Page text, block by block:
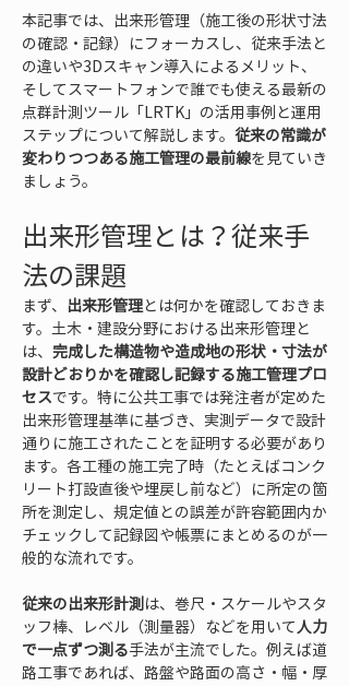
本記事では、出来形管理（施工後の形状寸法
の確認・記録）にフォーカスし、従来手法と
の違いや3Dスキャン導入によるメリット、
そしてスマートフォンで誰でも使える最新の
点群計測ツール「LRTK」の活用事例と運用
ステップについて解説します。 従来の常識が
変わりつつある施工管理の最前線を見ていき
ましょう。
出来形管理とは？従来手
法の課題
まず、 出来形管理とは何かを確認しておきま
す。土木・建設分野における出来形管理と
は、 完成した構造物や造成地の形状・寸法が
設計どおりかを確認し記録する施工管理プロ
セスです。特に公共工事では発注者が定めた
出来形管理基準に基づき、実測データで設計
通りに施工されたことを証明する必要があり
ます。各工種の施工完了時（たとえばコンク
リート打設直後や埋戻し前など）に所定の箇
所を測定し、規定値との誤差が許容範囲内か
チェックして記録図や帳票にまとめるのが一
般的な流れです。
従来の出来形計測は、巻尺・スケールやスタ
ッフ棒、レベル（測量器）などを用いて人力
で一点ずつ測る手法が主流でした。例えば道
路工事であれば、路盤や路面の高さ・幅・厚